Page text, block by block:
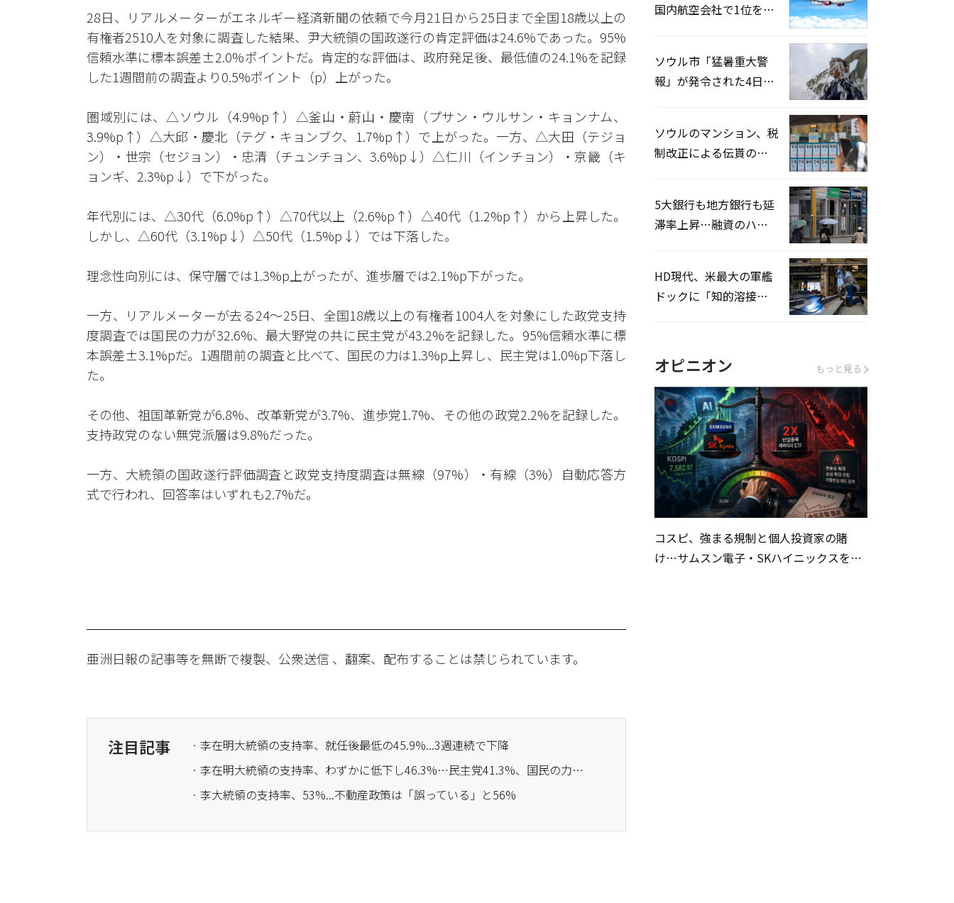
28日、リアルメーターがエネルギー経済新聞の依頼で今月21日から25日まで全国18歳以上の
有権者2510人を対象に調査した結果、尹大統領の国政遂行の肯定評価は24.6%であった。95%
信頼水準に標本誤差±2.0%ポイントだ。肯定的な評価は、政府発足後、最低値の24.1%を記録
した1週間前の調査より0.5%ポイント（p）上がった。
圏域別には、△ソウル（4.9%p↑）△釜山・蔚山・慶南（プサン・ウルサン・キョンナム、
3.9%p↑）△大邱・慶北（テグ・キョンブク、1.7%p↑）で上がった。一方、△大田（テジョ
ン）・世宗（セジョン）・忠清（チュンチョン、3.6%p↓）△仁川（インチョン）・京畿（キ
ョンギ、2.3%p↓）で下がった。
年代別には、△30代（6.0%p↑）△70代以上（2.6%p↑）△40代（1.2%p↑）から上昇した。
しかし、△60代（3.1%p↓）△50代（1.5%p↓）では下落した。
理念性向別には、保守層では1.3%p上がったが、進歩層では2.1%p下がった。
一方、リアルメーターが去る24～25日、全国18歳以上の有権者1004人を対象にした政党支持
度調査では国民の力が32.6%、最大野党の共に民主党が43.2%を記録した。95%信頼水準に標
本誤差±3.1%pだ。1週間前の調査と比べて、国民の力は1.3%p上昇し、民主党は1.0%p下落し
た。
その他、祖国革新党が6.8%、改革新党が3.7%、進歩党1.7%、その他の政党2.2%を記録した。
支持政党のない無党派層は9.8%だった。
一方、大統領の国政遂行評価調査と政党支持度調査は無線（97%）・有線（3%）自動応答方
式で行われ、回答率はいずれも2.7%だ。
亜洲日報の記事等を無断で複製、公衆送信 、翻案、配布することは禁じられています。
注目記事
· 李在明大統領の支持率、就任後最低の45.9%...3週連続で下降
· 李在明大統領の支持率、わずかに低下し46.3%…民主党41.3%、国民の力40.6%
· 李大統領の支持率、53%...不動産政策は「誤っている」と56%
国内航空会社で1位を記
ソウル市「猛暑重大警
報」が発令された4日、
ソウルのマンション、税
制改正による伝貰の月
5大銀行も地方銀行も延
滞率上昇…融資のハー
HD現代、米最大の軍艦
ドックに「知的溶接」
オピニオン もっと見る
コスピ、強まる規制と個人投資家の賭
け…サムスン電子・SKハイニックスを巡